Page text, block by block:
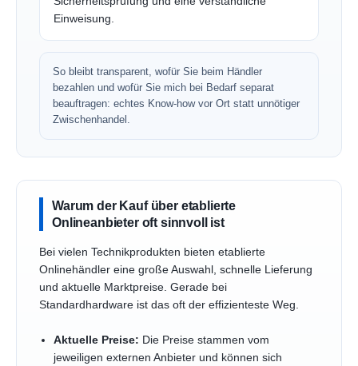
Einweisung.
So bleibt transparent, wofür Sie beim Händler
bezahlen und wofür Sie mich bei Bedarf separat
beauftragen: echtes Know-how vor Ort statt unnötiger
Zwischenhandel.
Warum der Kauf über etablierte
Onlineanbieter oft sinnvoll ist
Bei vielen Technikprodukten bieten etablierte
Onlinehändler eine große Auswahl, schnelle Lieferung
und aktuelle Marktpreise. Gerade bei
Standardhardware ist das oft der effizienteste Weg.
Aktuelle Preise: Die Preise stammen vom
jeweiligen externen Anbieter und können sich